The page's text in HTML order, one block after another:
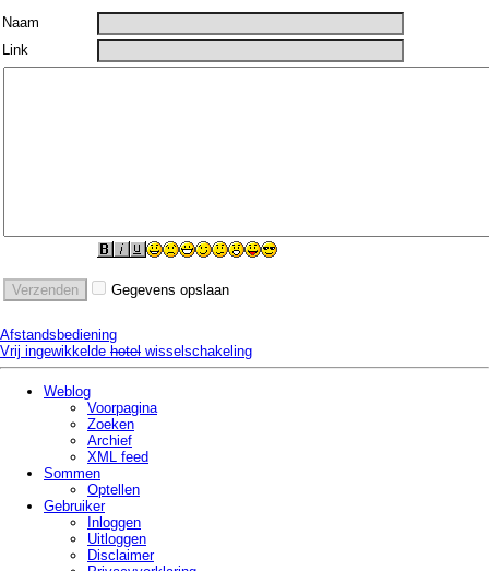
Naam
Link
Gegevens opslaan
Afstandsbediening
Vrij ingewikkelde hotel wisselschakeling
Weblog
Voorpagina
Zoeken
Archief
XML feed
Sommen
Optellen
Gebruiker
Inloggen
Uitloggen
Disclaimer